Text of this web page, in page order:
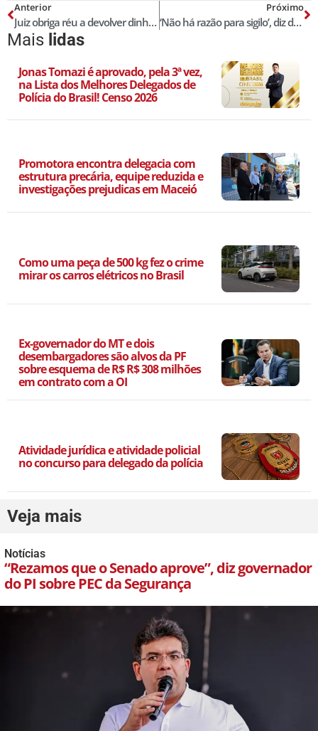
Anterior
Juiz obriga réu a devolver dinheiro à ex-namorada com base em prova feita pelo whatsapp
Próximo
‘Não há razão para sigilo’, diz delegado da PF sobre delações da Odebrecht
Mais lidas
Jonas Tomazi é aprovado, pela 3ª vez,
na Lista dos Melhores Delegados de
Polícia do Brasil! Censo 2026
Promotora encontra delegacia com
estrutura precária, equipe reduzida e
investigações prejudicas em Maceió
Como uma peça de 500 kg fez o crime
mirar os carros elétricos no Brasil
Ex-governador do MT e dois
desembargadores são alvos da PF
sobre esquema de R$ R$ 308 milhões
em contrato com a OI
Atividade jurídica e atividade policial
no concurso para delegado da polícia
Veja mais
Notícias
“Rezamos que o Senado aprove”, diz governador
do PI sobre PEC da Segurança